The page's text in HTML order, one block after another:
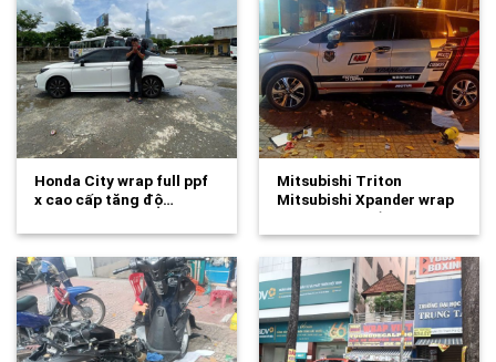
Honda City wrap full ppf
x cao cấp tăng độ…
Mitsubishi Triton
Mitsubishi Xpander wrap
tem theo yêu cầu-wv 344